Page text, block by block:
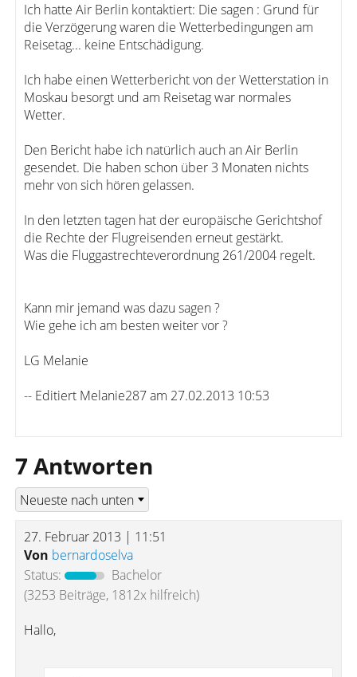
Ich hatte Air Berlin kontaktiert: Die sagen : Grund für
die Verzögerung waren die Wetterbedingungen am
Reisetag... keine Entschädigung.
Ich habe einen Wetterbericht von der Wetterstation in
Moskau besorgt und am Reisetag war normales
Wetter.
Den Bericht habe ich natürlich auch an Air Berlin
gesendet. Die haben schon über 3 Monaten nichts
mehr von sich hören gelassen.
In den letzten tagen hat der europäische Gerichtshof
die Rechte der Flugreisenden erneut gestärkt.
Was die Fluggastrechteverordnung 261/2004 regelt.
Kann mir jemand was dazu sagen ?
Wie gehe ich am besten weiter vor ?
LG Melanie
-- Editiert Melanie287 am 27.02.2013 10:53
7 Antworten
27. Februar 2013 | 11:51
Von bernardoselva
Status:
Bachelor
(3253 Beiträge, 1812x hilfreich)
Hallo,